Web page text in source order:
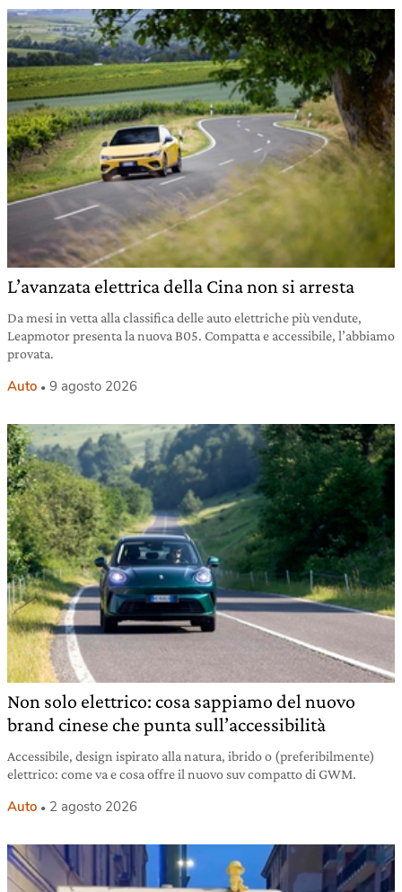
L’avanzata elettrica della Cina non si arresta
Da mesi in vetta alla classifica delle auto elettriche più vendute,
Leapmotor presenta la nuova B05. Compatta e accessibile, l’abbiamo
provata.
Auto 9 agosto 2026
Non solo elettrico: cosa sappiamo del nuovo
brand cinese che punta sull’accessibilità
Accessibile, design ispirato alla natura, ibrido o (preferibilmente)
elettrico: come va e cosa offre il nuovo suv compatto di GWM.
Auto 2 agosto 2026